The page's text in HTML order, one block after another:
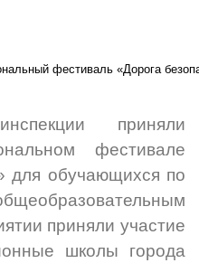
приняли
фестивале
для обучающихся по
приняли участие
школы города